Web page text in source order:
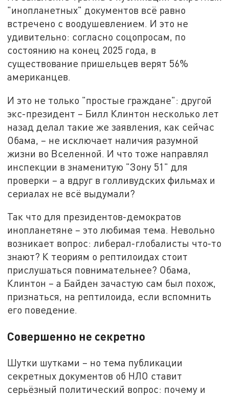
"инопланетных" документов всё равно
встречено с воодушевлением. И это не
удивительно: согласно соцопросам, по
состоянию на конец 2025 года, в
существование пришельцев верят 56%
американцев.
И это не только "простые граждане": другой
экс-президент – Билл Клинтон несколько лет
назад делал такие же заявления, как сейчас
Обама, – не исключает наличия разумной
жизни во Вселенной. И что тоже направлял
инспекции в знаменитую "Зону 51" для
проверки – а вдруг в голливудских фильмах и
сериалах не всё выдумали?
Так что для президентов-демократов
инопланетяне – это любимая тема. Невольно
возникает вопрос: либерал-глобалисты что-то
знают? К теориям о рептилоидах стоит
прислушаться повнимательнее? Обама,
Клинтон – а Байден зачастую сам был похож,
признаться, на рептилоида, если вспомнить
его поведение.
Совершенно не секретно
Шутки шутками – но тема публикации
секретных документов об НЛО ставит
серьёзный политический вопрос: почему и